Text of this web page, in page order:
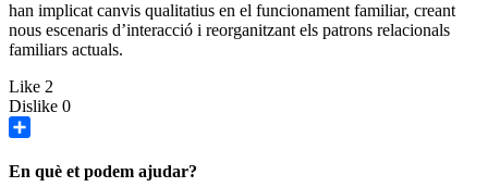
han implicat canvis qualitatius en el funcionament familiar, creant
nous escenaris d’interacció i reorganitzant els patrons relacionals
familiars actuals.
Like 2
Dislike 0
En què et podem ajudar?